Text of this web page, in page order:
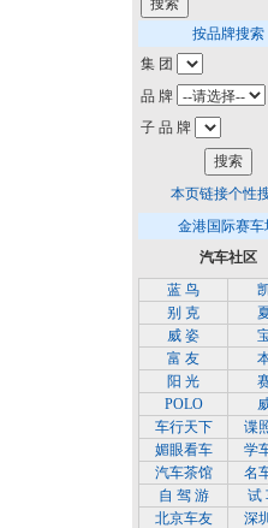
按品牌搜索
集 团
品 牌
子 品 牌
本页链接个性
金港国际赛车
汽车社区
蓝 鸟
别 克
威 姿
富 友
阳 光
POLO
车行天下
谍
媚眼看车
学
汽车茶馆
名
自 驾 游
试
北京车友
深